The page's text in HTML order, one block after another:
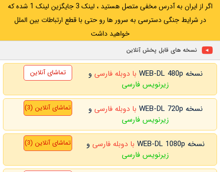
اگر از ایران به آدرس مخفی متصل هستید ، لینک 3 جایگزین لینک 1 شده که
در شرایط جنگی دسترسی به سرور ها رو حتی با قطع ارتباطات بین الملل
خواهید داشت
نسخه های قابل پخش آنلاین
نسخه WEB-DL 480p با دوبله فارسی و
زیرنویس فارسی
تماشای آنلاین
نسخه WEB-DL 720p با دوبله فارسی و
زیرنویس فارسی
تماشای آنلاین (3)
نسخه WEB-DL 1080p با دوبله فارسی و
زیرنویس فارسی
تماشای آنلاین (3)